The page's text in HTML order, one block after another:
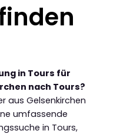
in Tours für
nach Tours?
aus Gelsenkirchen
umfassende
in Tours,